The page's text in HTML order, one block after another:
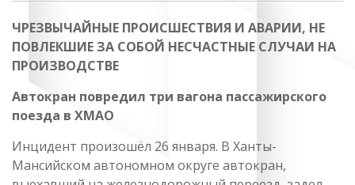
ЧРЕЗВЫЧАЙНЫЕ ПРОИСШЕСТВИЯ И АВАРИИ, НЕ
ПОВЛЕКШИЕ ЗА СОБОЙ НЕСЧАСТНЫЕ СЛУЧАИ НА
ПРОИЗВОДСТВЕ
Автокран повредил три вагона пассажирского
поезда в ХМАО
Инцидент произошёл 26 января. В Ханты-
Мансийском автономном округе автокран,